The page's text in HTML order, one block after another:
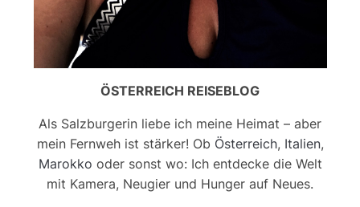
ÖSTERREICH REISEBLOG
Als Salzburgerin liebe ich meine Heimat – aber
mein Fernweh ist stärker! Ob Österreich, Italien,
Marokko oder sonst wo: Ich entdecke die Welt
mit Kamera, Neugier und Hunger auf Neues.